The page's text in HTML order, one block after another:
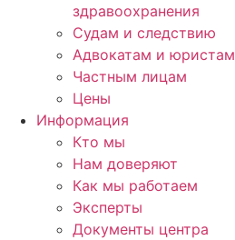
здравоохранения
Судам и следствию
Адвокатам и юристам
Частным лицам
Цены
Информация
Кто мы
Нам доверяют
Как мы работаем
Эксперты
Документы центра